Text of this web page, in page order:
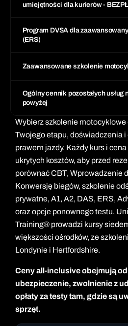
umiejętności dla kurierów -
Program DVSA dla
(ERS)
Zaawansowane szkolenie
Ogólny cennik pozostałych usług
powyżej
Wybierz szkolenie
Twojego etapu, doświadczenia
prawem jazdy. Każdy kurs i
ukrytych kosztów, aby przed
porównać CBT, Wprowadzenie
Konwersję biegów, szkolenie
prywatne, A1, A2, DAS, ERS,
oraz opcje ponownego testu.
Training® prowadzi kursy
większości ośrodków, ze
Londynie i Hertfordshire.
Ceny all-inclusive obejmują
ubezpieczenie, zwolnienie z
opłaty za testy tam, gdzie są
sprzęt.